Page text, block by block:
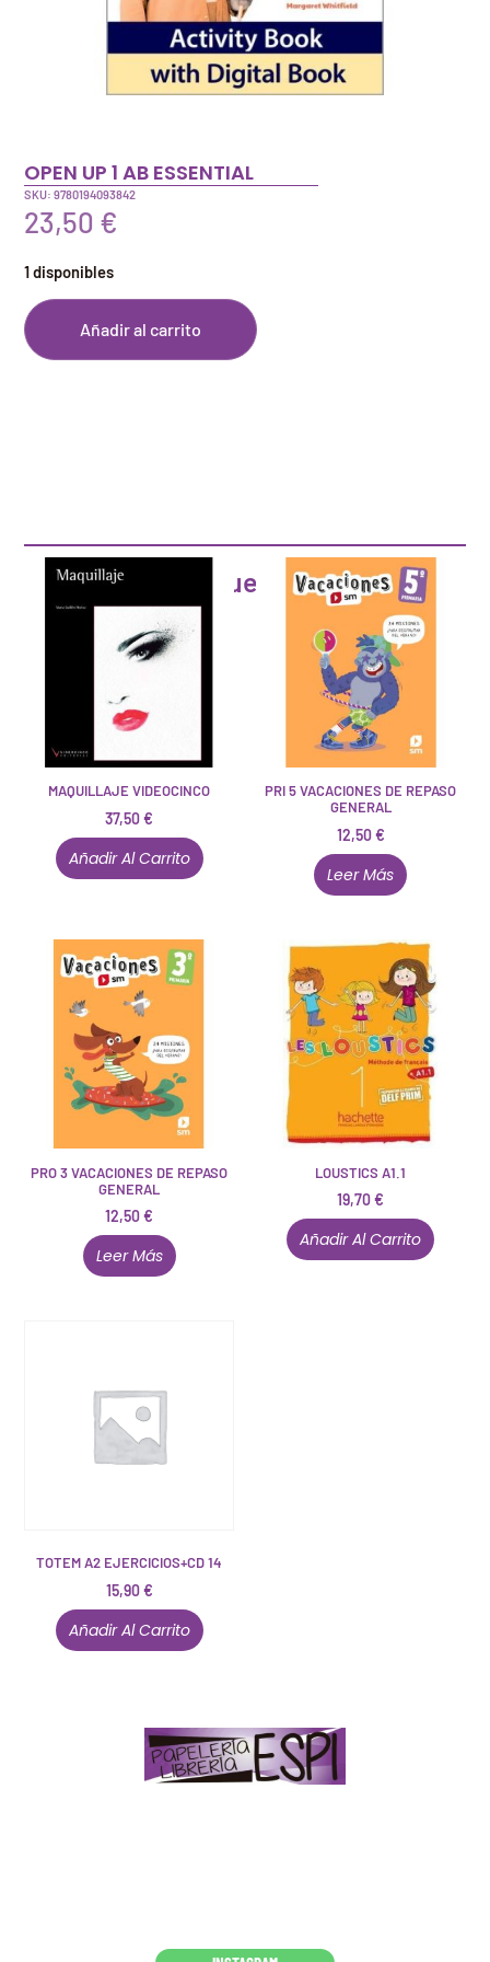
OPEN UP 1 AB ESSENTIAL
SKU: 9780194093842
23,50 €
1 disponibles
Añadir al carrito
Artículos que pueden interesarte
MAQUILLAJE VIDEOCINCO
37,50€
Añadir Al Carrito
PRI 5 VACACIONES DE REPASO
GENERAL
12,50€
Leer Más
PRO 3 VACACIONES DE REPASO
GENERAL
12,50€
Leer Más
LOUSTICS A1.1
19,70€
Añadir Al Carrito
TOTEM A2 EJERCICIOS+CD 14
15,90€
Añadir Al Carrito